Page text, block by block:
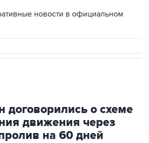
новости в официальном
договорились о схеме
движения через
на 60 дней